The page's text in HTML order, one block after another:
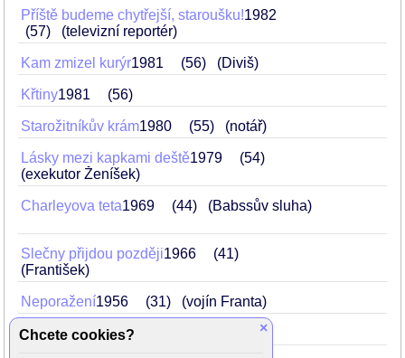
Příště budeme chytřejší, staroušku!1982
57
(televizní reportér)
Kam zmizel kurýr1981 56 (Diviš)
Křtiny1981 56
Starožitníkův krám1980 55 (notář)
Lásky mezi kapkami deště1979
54
(exekutor Ženíšek)
Charleyova teta1969 44 (Babssův sluha)
Slečny přijdou později1966
41
(František)
Neporažení1956 31 (vojín Franta)
Anděl na horách1955 ×
Chcete cookies?